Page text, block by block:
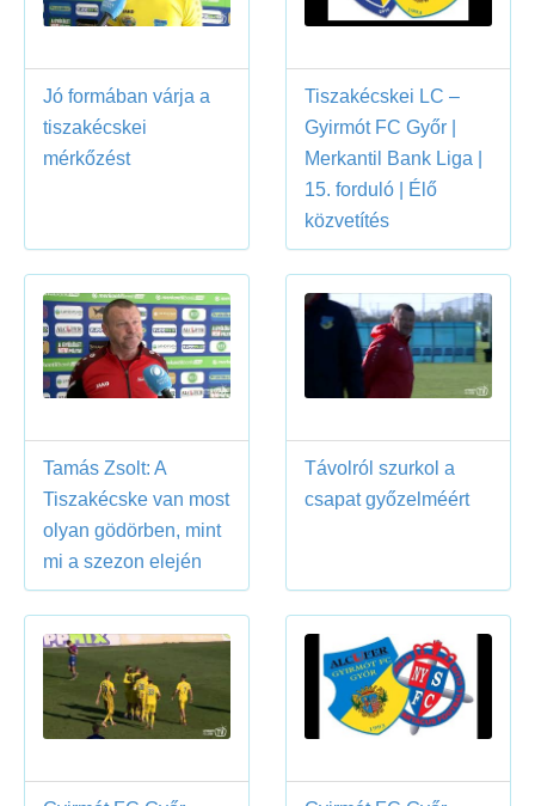
Jó formában várja a
tiszakécskei
mérkőzést
Tiszakécskei LC –
Gyirmót FC Győr |
Merkantil Bank Liga |
15. forduló | Élő
közvetítés
Tamás Zsolt: A
Tiszakécske van most
olyan gödörben, mint
mi a szezon elején
Távolról szurkol a
csapat győzelméért